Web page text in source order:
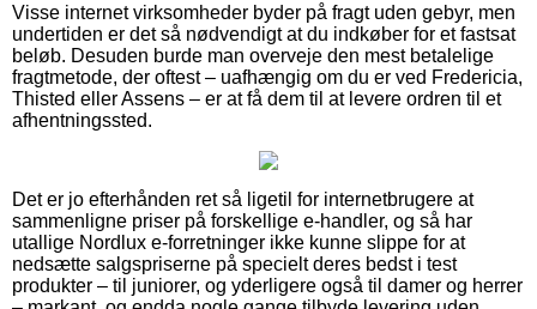
Visse internet virksomheder byder på fragt uden gebyr, men
undertiden er det så nødvendigt at du indkøber for et fastsat
beløb. Desuden burde man overveje den mest betalelige
fragtmetode, der oftest – uafhængig om du er ved Fredericia,
Thisted eller Assens – er at få dem til at levere ordren til et
afhentningssted.
Det er jo efterhånden ret så ligetil for internetbrugere at
sammenligne priser på forskellige e-handler, og så har
utallige Nordlux e-forretninger ikke kunne slippe for at
nedsætte salgspriserne på specielt deres bedst i test
produkter – til juniorer, og yderligere også til damer og herrer